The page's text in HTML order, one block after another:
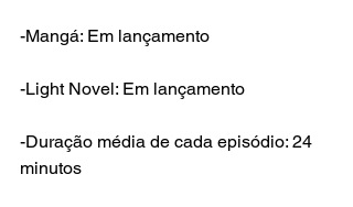
-Mangá: Em lançamento
-Light Novel: Em lançamento
-Duração média de cada episódio: 24
minutos